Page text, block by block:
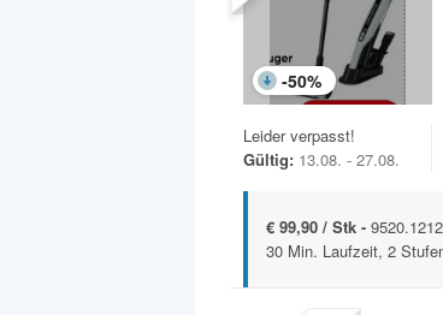
-50%
Leider verpasst!
Gültig: 13.08. - 27.08.
€ 99,90 / Stk -
30 Min. Laufzeit, 2